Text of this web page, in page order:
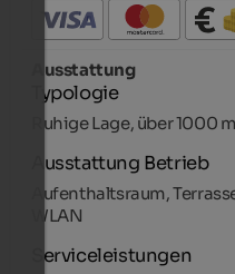
Ausstattung
Typologie
Ruhige Lage, über 1000
Ausstattung Betrieb
Aufenthaltsraum,
WLAN
Serviceleistungen